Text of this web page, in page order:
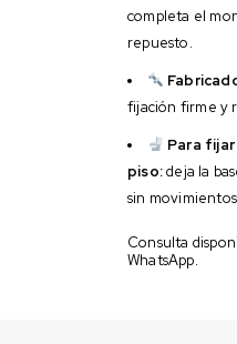
completa el
repuesto.
fijación firme y
Para
piso:deja la
sin
Consulta
WhatsApp.